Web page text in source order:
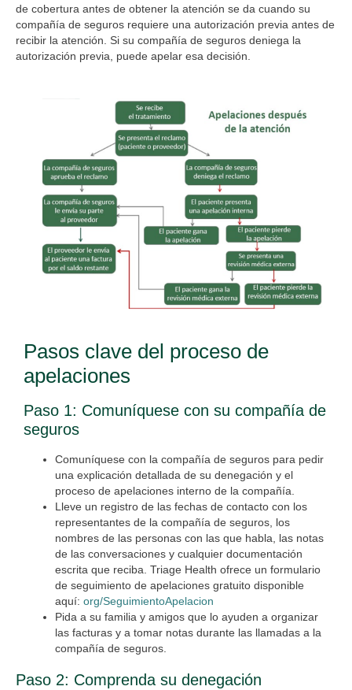
de cobertura antes de obtener la atención se da cuando su
compañía de seguros requiere una autorización previa antes de
recibir la atención. Si su compañía de seguros deniega la
autorización previa, puede apelar esa decisión.
Pasos clave del proceso de
apelaciones
Paso 1: Comuníquese con su compañía de
seguros
Comuníquese con la compañía de seguros para pedir
una explicación detallada de su denegación y el
proceso de apelaciones interno de la compañía.
Lleve un registro de las fechas de contacto con los
representantes de la compañía de seguros, los
nombres de las personas con las que habla, las notas
de las conversaciones y cualquier documentación
escrita que reciba. Triage Health ofrece un formulario
de seguimiento de apelaciones gratuito disponible
aquí: org/SeguimientoApelacion
Pida a su familia y amigos que lo ayuden a organizar
las facturas y a tomar notas durante las llamadas a la
compañía de seguros.
Paso 2: Comprenda su denegación